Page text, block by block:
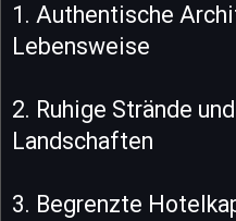
1. Authentische
Lebensweise
2. Ruhige Strände
Landschaften
3. Begrenzte